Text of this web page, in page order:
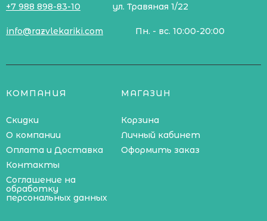
+7 988 898-83-10 ул. Травяная 1/22
info@razvlekariki.com Пн. - вс. 10:00-20:00
КОМПАНИЯ
Скидки
О компании
Оплата и Доставка
Контакты
Соглашение на
обработку
персональных данных
МАГАЗИН
Корзина
Личный кабинет
Оформить заказ